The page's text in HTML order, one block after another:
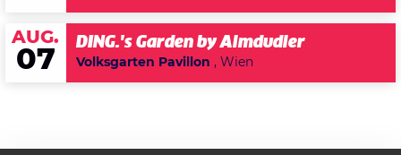
AUG.
07
DING.'s Garden by Almdudler
Volksgarten Pavillon , Wien